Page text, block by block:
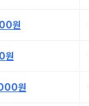
원
원
원